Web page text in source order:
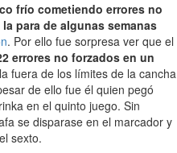
frío cometiendo errores no
para de algunas semanas
. Por ello fue sorpresa ver que el
errores no forzados en un
fuera de los límites de la cancha
de ello fue él quien pegó
en el quinto juego. Sin
se disparase en el marcador y
sexto.